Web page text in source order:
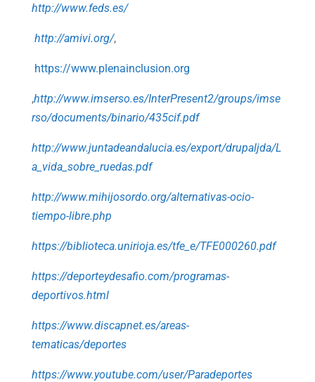
http://www.feds.es/
http://amivi.org/,
https://www.plenainclusion.org
,http://www.imserso.es/InterPresent2/groups/imse
rso/documents/binario/435cif.pdf
http://www.juntadeandalucia.es/export/drupaljda/L
a_vida_sobre_ruedas.pdf
http://www.mihijosordo.org/alternativas-ocio-
tiempo-libre.php
https://biblioteca.unirioja.es/tfe_e/TFE000260.pdf
https://deporteydesafio.com/programas-
deportivos.html
https://www.discapnet.es/areas-
tematicas/deportes
https://www.youtube.com/user/Paradeportes